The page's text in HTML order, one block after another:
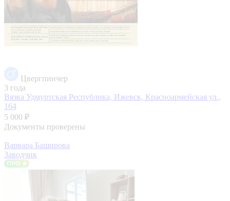
Цвергпинчер
3 года
Вязка Удмуртская Республика, Ижевск, Красноармейская ул.,
164
5 000 ₽
Документы проверены
Варвара Баширова
Заводчик